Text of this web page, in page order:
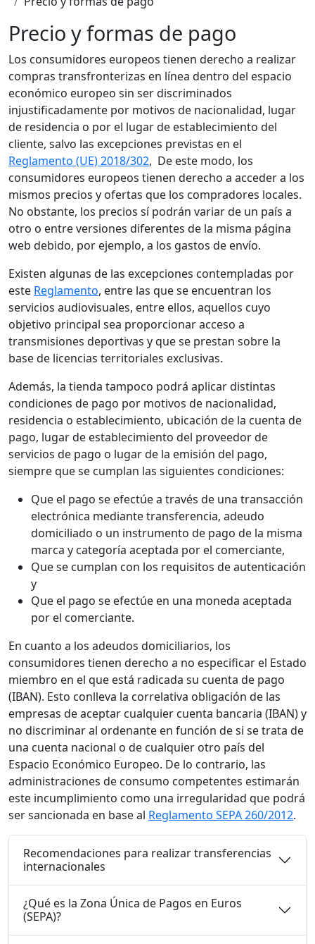
Precio y formas de pago
Los consumidores europeos tienen derecho a realizar
compras transfronterizas en línea dentro del espacio
económico europeo sin ser discriminados
injustificadamente por motivos de nacionalidad, lugar
de residencia o por el lugar de establecimiento del
cliente, salvo las excepciones previstas en el
Reglamento (UE) 2018/302, De este modo, los
consumidores europeos tienen derecho a acceder a los
mismos precios y ofertas que los compradores locales.
No obstante, los precios sí podrán variar de un país a
otro o entre versiones diferentes de la misma página
web debido, por ejemplo, a los gastos de envío.
Existen algunas de las excepciones contempladas por
este Reglamento, entre las que se encuentran los
servicios audiovisuales, entre ellos, aquellos cuyo
objetivo principal sea proporcionar acceso a
transmisiones deportivas y que se prestan sobre la
base de licencias territoriales exclusivas.
Además, la tienda tampoco podrá aplicar distintas
condiciones de pago por motivos de nacionalidad,
residencia o establecimiento, ubicación de la cuenta de
pago, lugar de establecimiento del proveedor de
servicios de pago o lugar de la emisión del pago,
siempre que se cumplan las siguientes condiciones:
Que el pago se efectúe a través de una transacción
electrónica mediante transferencia, adeudo
domiciliado o un instrumento de pago de la misma
marca y categoría aceptada por el comerciante,
Que se cumplan con los requisitos de autenticación
y
Que el pago se efectúe en una moneda aceptada
por el comerciante.
En cuanto a los adeudos domiciliarios, los
consumidores tienen derecho a no especificar el Estado
miembro en el que está radicada su cuenta de pago
(IBAN). Esto conlleva la correlativa obligación de las
empresas de aceptar cualquier cuenta bancaria (IBAN) y
no discriminar al ordenante en función de si se trata de
una cuenta nacional o de cualquier otro país del
Espacio Económico Europeo. De lo contrario, las
administraciones de consumo competentes estimarán
este incumplimiento como una irregularidad que podrá
ser sancionada en base al Reglamento SEPA 260/2012.
Recomendaciones para realizar transferencias
internacionales
¿Qué es la Zona Única de Pagos en Euros
(SEPA)?